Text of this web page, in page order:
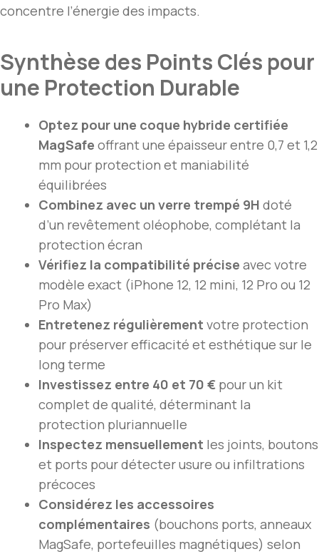
concentre l’énergie des impacts.
Synthèse des Points Clés pour
une Protection Durable
Optez pour une coque hybride certifiée
MagSafe offrant une épaisseur entre 0,7 et 1,2
mm pour protection et maniabilité
équilibrées
Combinez avec un verre trempé 9H doté
d’un revêtement oléophobe, complétant la
protection écran
Vérifiez la compatibilité précise avec votre
modèle exact (iPhone 12, 12 mini, 12 Pro ou 12
Pro Max)
Entretenez régulièrement votre protection
pour préserver efficacité et esthétique sur le
long terme
Investissez entre 40 et 70 € pour un kit
complet de qualité, déterminant la
protection pluriannuelle
Inspectez mensuellement les joints, boutons
et ports pour détecter usure ou infiltrations
précoces
Considérez les accessoires
complémentaires (bouchons ports, anneaux
MagSafe, portefeuilles magnétiques) selon